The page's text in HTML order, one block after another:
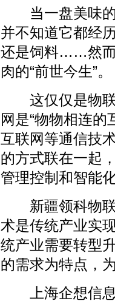
当一盘美味的
并不知道它都经
还是饲料……然而
肉的“前世今生”。
这仅仅是物联
网是“物物相连
互联网等通信技
的方式联在一起
管理控制和智能
新疆领科物联
术是传统产业实
统产业需要转型
的需求为特点，
上海企想信息